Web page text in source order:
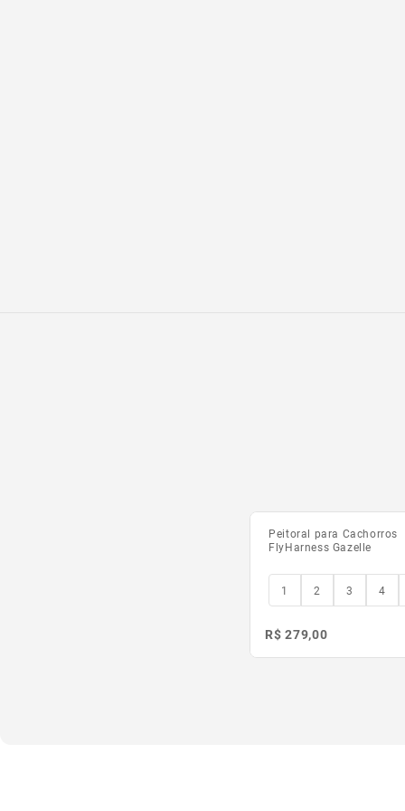
Peitoral para Cachorros
FlyHarness Gazelle
1 2 3 4
R$ 279,00